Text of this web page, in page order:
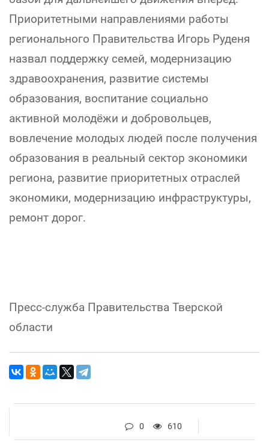
Приоритетными направлениями работы
регионального Правительства Игорь Руденя
назвал поддержку семей, модернизацию
здравоохранения, развитие системы
образования, воспитание социально
активной молодёжи и добровольцев,
вовлечение молодых людей после получения
образования в реальный сектор экономики
региона, развитие приоритетных отраслей
экономики, модернизацию инфраструктуры,
ремонт дорог.
Пресс-служба Правительства Тверской
области
0 610